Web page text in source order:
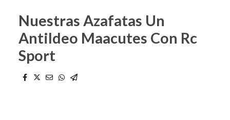
Nuestras Azafatas Un
Antildeo Maacutes Con Rc
Sport